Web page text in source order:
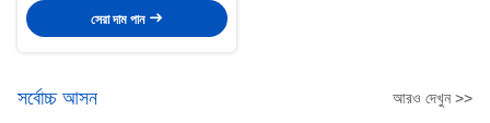
সেরা দাম পান
সর্বোচ্চ আসন আরও দেখুন >>